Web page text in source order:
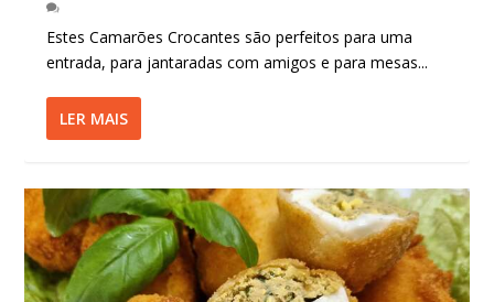
Estes Camarões Crocantes são perfeitos para uma
entrada, para jantaradas com amigos e para mesas...
LER MAIS